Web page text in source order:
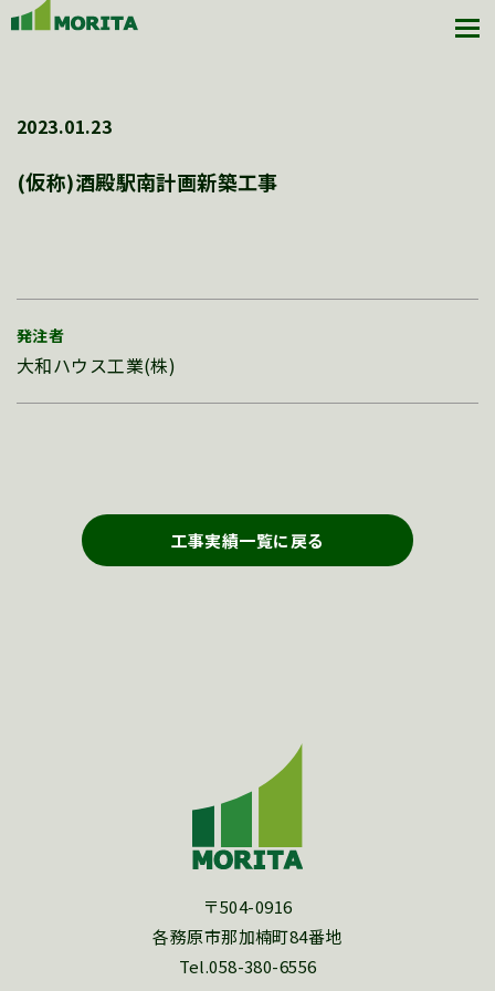
2023.01.23
(仮称)酒殿駅南計画新築工事
発注者
大和ハウス工業(株)
工事実績一覧に戻る
〒504-0916
各務原市那加楠町84番地
Tel.058-380-6556